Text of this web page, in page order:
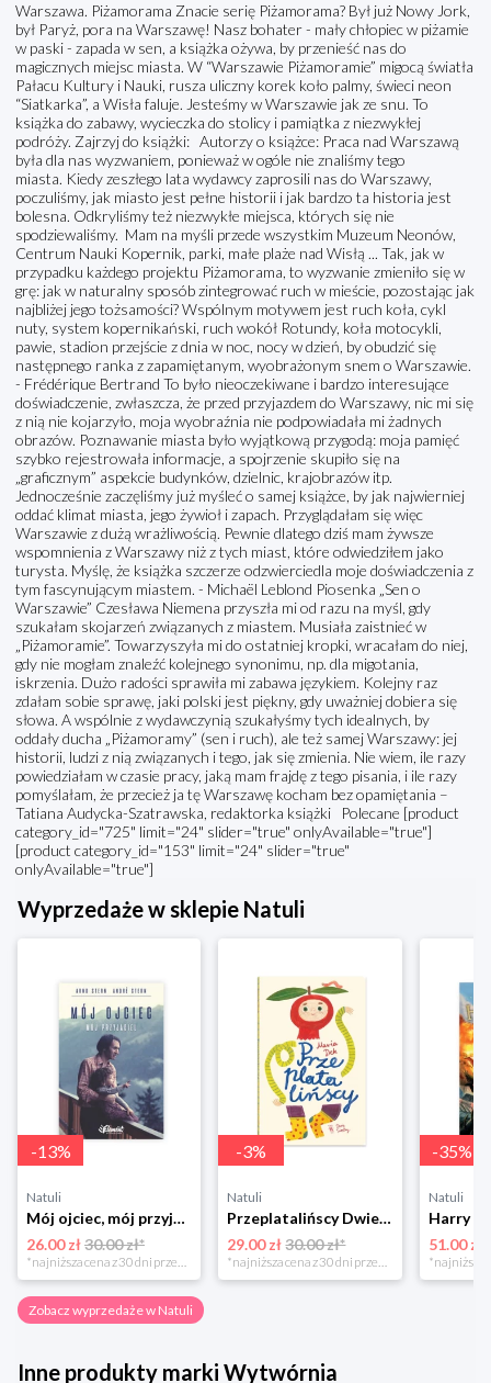
Warszawa. Piżamorama Znacie serię Piżamorama? Był już Nowy Jork,
był Paryż, pora na Warszawę! Nasz bohater - mały chłopiec w piżamie
w paski - zapada w sen, a książka ożywa, by przenieść nas do
magicznych miejsc miasta. W “Warszawie Piżamoramie” migocą światła
Pałacu Kultury i Nauki, rusza uliczny korek koło palmy, świeci neon
“Siatkarka”, a Wisła faluje. Jesteśmy w Warszawie jak ze snu. To
książka do zabawy, wycieczka do stolicy i pamiątka z niezwykłej
podróży. Zajrzyj do książki: Autorzy o książce: Praca nad Warszawą
była dla nas wyzwaniem, ponieważ w ogóle nie znaliśmy tego
miasta. Kiedy zeszłego lata wydawcy zaprosili nas do Warszawy,
poczuliśmy, jak miasto jest pełne historii i jak bardzo ta historia jest
bolesna. Odkryliśmy też niezwykłe miejsca, których się nie
spodziewaliśmy. Mam na myśli przede wszystkim Muzeum Neonów,
Centrum Nauki Kopernik, parki, małe plaże nad Wisłą ... Tak, jak w
przypadku każdego projektu Piżamorama, to wyzwanie zmieniło się w
grę: jak w naturalny sposób zintegrować ruch w mieście, pozostając jak
najbliżej jego tożsamości? Wspólnym motywem jest ruch koła, cykl
nuty, system kopernikański, ruch wokół Rotundy, koła motocykli,
pawie, stadion przejście z dnia w noc, nocy w dzień, by obudzić się
następnego ranka z zapamiętanym, wyobrażonym snem o Warszawie.
- Frédérique Bertrand To było nieoczekiwane i bardzo interesujące
doświadczenie, zwłaszcza, że przed przyjazdem do Warszawy, nic mi się
z nią nie kojarzyło, moja wyobraźnia nie podpowiadała mi żadnych
obrazów. Poznawanie miasta było wyjątkową przygodą: moja pamięć
szybko rejestrowała informacje, a spojrzenie skupiło się na
„graficznym” aspekcie budynków, dzielnic, krajobrazów itp.
Jednocześnie zaczęliśmy już myśleć o samej książce, by jak najwierniej
oddać klimat miasta, jego żywioł i zapach. Przyglądałam się więc
Warszawie z dużą wrażliwością. Pewnie dlatego dziś mam żywsze
wspomnienia z Warszawy niż z tych miast, które odwiedziłem jako
turysta. Myślę, że książka szczerze odzwierciedla moje doświadczenia z
tym fascynującym miastem. - Michaël Leblond Piosenka „Sen o
Warszawie” Czesława Niemena przyszła mi od razu na myśl, gdy
szukałam skojarzeń związanych z miastem. Musiała zaistnieć w
„Piżamoramie”. Towarzyszyła mi do ostatniej kropki, wracałam do niej,
gdy nie mogłam znaleźć kolejnego synonimu, np. dla migotania,
iskrzenia. Dużo radości sprawiła mi zabawa językiem. Kolejny raz
zdałam sobie sprawę, jaki polski jest piękny, gdy uważniej dobiera się
słowa. A wspólnie z wydawczynią szukałyśmy tych idealnych, by
oddały ducha „Piżamoramy” (sen i ruch), ale też samej Warszawy: jej
historii, ludzi z nią związanych i tego, jak się zmienia. Nie wiem, ile razy
powiedziałam w czasie pracy, jaką mam frajdę z tego pisania, i ile razy
pomyślałam, że przecież ja tę Warszawę kocham bez opamiętania –
Tatiana Audycka-Szatrawska, redaktorka książki Polecane [product
category_id="725" limit="24" slider="true" onlyAvailable="true"]
[product category_id="153" limit="24" slider="true"
onlyAvailable="true"]
Wyprzedaże w sklepie Natuli
-13%
Natuli
Mój ojciec, mój przyjaciel Element
26.00 zł30.00 zł*
*najniższa cena z 30 dni przed obniżką
-3%
Natuli
Przeplatalińscy Dwie siostry
29.00 zł 30.00 zł*
*najniższa cena z 30 dni przed obniżką
-35%
Natuli
51.00 zł
Zobacz wyprzedaże w Natuli
Inne produkty marki Wytwórnia